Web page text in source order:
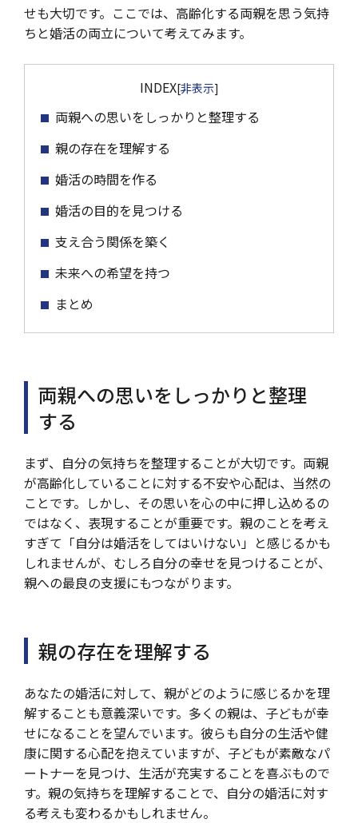
せも大切です。ここでは、高齢化する両親を思う気持
ちと婚活の両立について考えてみます。
INDEX[非表示]
両親への思いをしっかりと整理する
親の存在を理解する
婚活の時間を作る
婚活の目的を見つける
支え合う関係を築く
未来への希望を持つ
まとめ
両親への思いをしっかりと整理
する
まず、自分の気持ちを整理することが大切です。両親
が高齢化していることに対する不安や心配は、当然の
ことです。しかし、その思いを心の中に押し込めるの
ではなく、表現することが重要です。親のことを考え
すぎて「自分は婚活をしてはいけない」と感じるかも
しれませんが、むしろ自分の幸せを見つけることが、
親への最良の支援にもつながります。
親の存在を理解する
あなたの婚活に対して、親がどのように感じるかを理
解することも意義深いです。多くの親は、子どもが幸
せになることを望んでいます。彼らも自分の生活や健
康に関する心配を抱えていますが、子どもが素敵なパ
ートナーを見つけ、生活が充実することを喜ぶもので
す。親の気持ちを理解することで、自分の婚活に対す
る考えも変わるかもしれません。